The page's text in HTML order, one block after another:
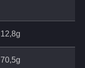
12,8g
70,5g